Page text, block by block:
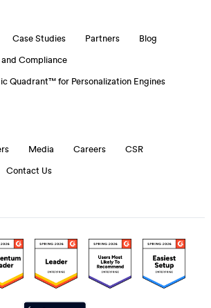
Case Studies Partners Blog
Compliance
Quadrant™ for Personalization Engines
Media Careers CSR
Contact Us